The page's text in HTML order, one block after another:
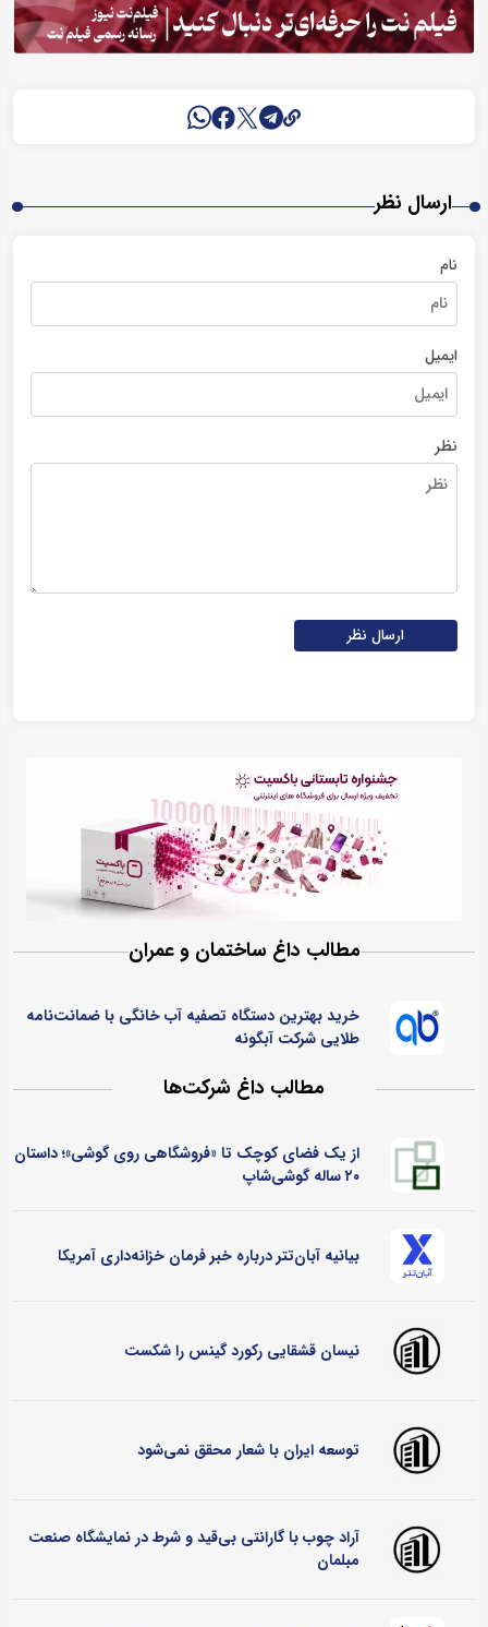
ارسال نظر
نام
ایمیل
نظر
ارسال نظر
مطالب داغ ساختمان و عمران
خرید بهترین دستگاه تصفیه آب خانگی با ضمانت‌نامه
طلایی شرکت آبگونه
مطالب داغ شرکت‌ها
از یک فضای کوچک تا «فروشگاهی روی گوشی»؛ داستان
۲۰ ساله گوشی‌شاپ
بیانیه آبان‌تتر درباره خبر فرمان خزانه‌داری آمریکا
نیسان قشقایی رکورد گینس را شکست
توسعه ایران با شعار محقق نمی‌شود
آراد چوب با گارانتی بی‌قید و شرط در نمایشگاه صنعت
مبلمان